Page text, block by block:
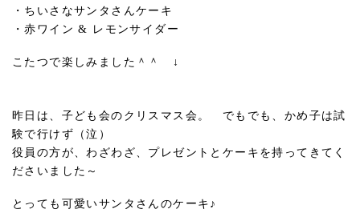
・ちいさなサンタさんケーキ
・赤ワイン & レモンサイダー
こたつで楽しみました＾＾ ↓
昨日は、子ども会のクリスマス会。 でもでも、かめ子は試
験で行けず（泣）
役員の方が、わざわざ、プレゼントとケーキを持ってきてく
ださいました～
とっても可愛いサンタさんのケーキ♪